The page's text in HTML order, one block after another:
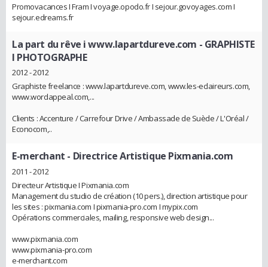
Promovacances I Fram I voyage.opodo.fr I sejour.govoyages.com I
sejour.edreams.fr
La part du rêve i www.lapartdureve.com - GRAPHISTE
I PHOTOGRAPHE
2012 - 2012
Graphiste freelance : www.lapartdureve.com, www.les-eclaireurs.com,
www.wordappeal.com,...
Clients : Accenture / Carrefour Drive / Ambassade de Suède / L'Oréal /
Econocom,..
E-merchant - Directrice Artistique Pixmania.com
2011 - 2012
Directeur Artistique I Pixmania.com
Management du studio de création (10 pers.), direction artistique pour
les sites : pixmania.com I pixmania-pro.com I mypix.com
Opérations commerciales, mailing, responsive web design...
www.pixmania.com
www.pixmania-pro.com
e-merchant.com